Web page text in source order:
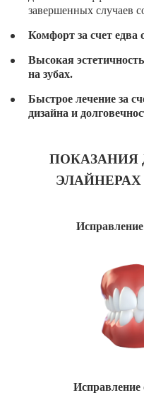
завершенных случаев
Комфорт за счет
Высокая
на зубах.
Быстрое лечение за
дизайна и
ПОКАЗАНИЯ
ЭЛАЙНЕРАХ
Исправление
Исправление